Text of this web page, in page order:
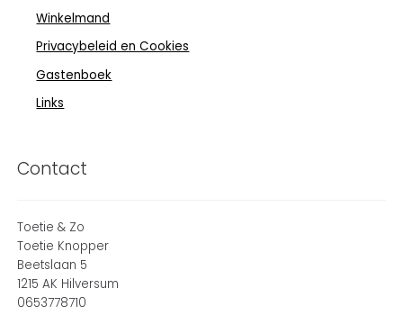
Winkelmand
Privacybeleid en Cookies
Gastenboek
Links
Contact
Toetie & Zo
Toetie Knopper
Beetslaan 5
1215 AK Hilversum
0653778710